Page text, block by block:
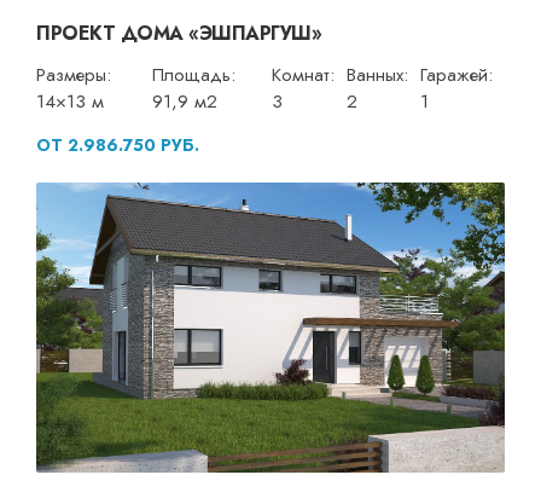
ПРОЕКТ ДОМА «ЭШПАРГУШ»
Размеры:
14×13 м
Площадь:
91,9 м2
Комнат:
3
Ванных:
2
Гаражей:
1
ОТ 2.986.750 РУБ.